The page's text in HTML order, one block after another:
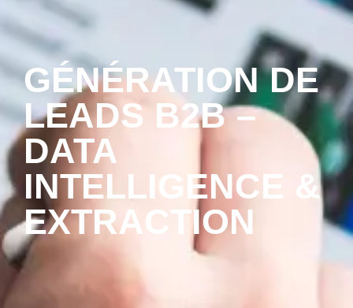
GÉNÉRATION DE
LEADS B2B –
DATA
INTELLIGENCE &
EXTRACTION